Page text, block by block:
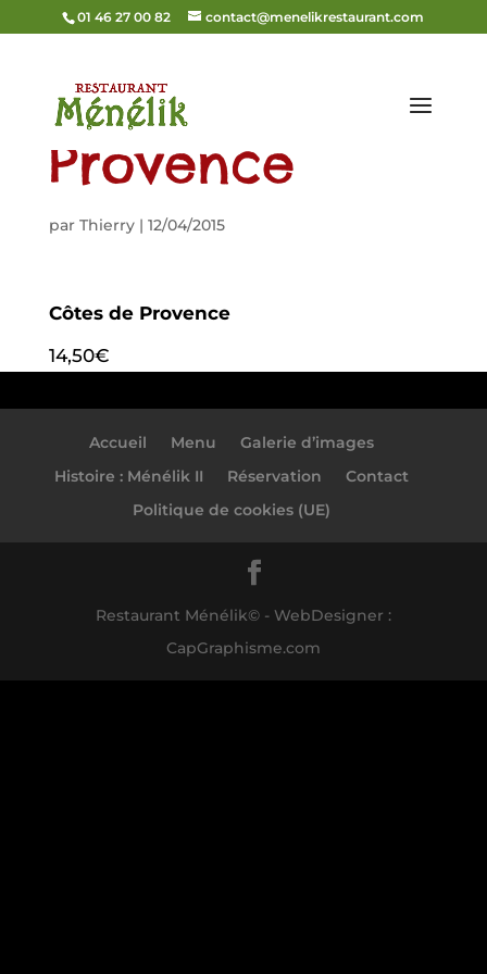
01 46 27 00 82 contact@menelikrestaurant.com
Côtes de
Provence
par Thierry| 12/04/2015
Côtes de Provence
14,50€
Accueil Menu
Galerie d’images
Histoire : Ménélik II
Réservation
Contact
Politique de cookies (UE)
Restaurant Ménélik© - WebDesigner :
CapGraphisme.com